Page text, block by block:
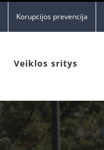
Korupcijos prevencija
Veiklos sritys